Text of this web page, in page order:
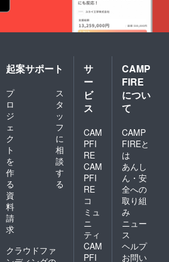
起案サポート
プ
ロ
ジ
ェ
ク
ト
を
作
る
ス
タ
ッ
フ
に
相
談
す
る
資
料
請
求
クラウドファ
サ
ー
ビ
ス
CAM
PFI
RE
CAM
PFI
RE
コ
ミュ
ニ
ティ
CAM
PFI
CAMP
FIRE
につい
て
CAMP
FIREと
は
あんし
ん・安
全への
取り組
み
ニュー
ス
ヘルプ
お問い